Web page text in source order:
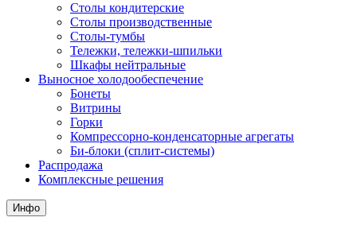
Столы кондитерские
Столы производственные
Столы-тумбы
Тележки, тележки-шпильки
Шкафы нейтральные
Выносное холодообеспечение
Бонеты
Витрины
Горки
Компрессорно-конденсаторные агрегаты
Би-блоки (сплит-системы)
Распродажа
Комплексные решения
Инфо